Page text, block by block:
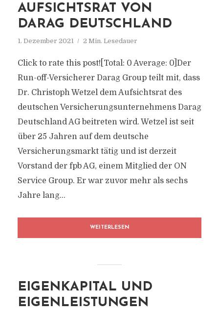
AUFSICHTSRAT VON
DARAG DEUTSCHLAND
1. Dezember 2021 2 Min. Lesedauer
Click to rate this post![Total: 0 Average: 0]Der
Run-off-Versicherer Darag Group teilt mit, dass
Dr. Christoph Wetzel dem Aufsichtsrat des
deutschen Versicherungsunternehmens Darag
Deutschland AG beitreten wird. Wetzel ist seit
über 25 Jahren auf dem deutsche
Versicherungsmarkt tätig und ist derzeit
Vorstand der fpb AG, einem Mitglied der ON
Service Group. Er war zuvor mehr als sechs
Jahre lang...
WEITERLESEN
EIGENKAPITAL UND
EIGENLEISTUNGEN